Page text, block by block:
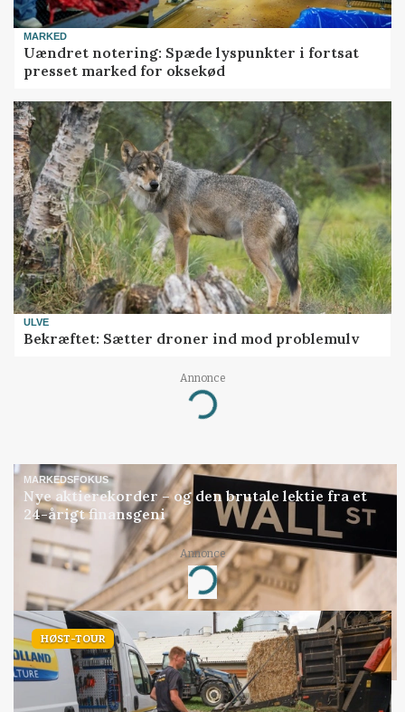
MARKED
Uændret notering: Spæde lyspunkter i fortsat
presset marked for oksekød
ULVE
Bekræftet: Sætter droner ind mod problemulv
Annonce
Loading...
MARKEDSFOKUS
Nye aktierekorder – og den brutale lektie fra et
24-årigt finansgeni
Annonce
Loading...
HØST-TOUR